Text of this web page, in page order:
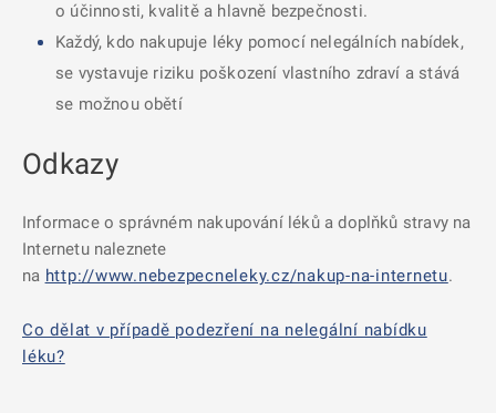
o účinnosti, kvalitě a hlavně bezpečnosti.
Každý, kdo nakupuje léky pomocí nelegálních nabídek,
se vystavuje riziku poškození vlastního zdraví a stává
se možnou obětí
Odkazy
Informace o správném nakupování léků a doplňků stravy na
Internetu naleznete
na http://www.nebezpecneleky.cz/nakup-na-internetu.
Co dělat v případě podezření na nelegální nabídku
léku?